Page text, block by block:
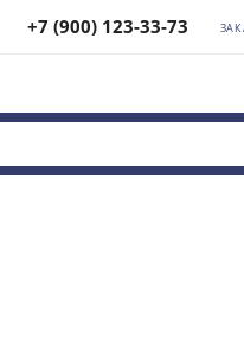
+7 (900) 123-33-73